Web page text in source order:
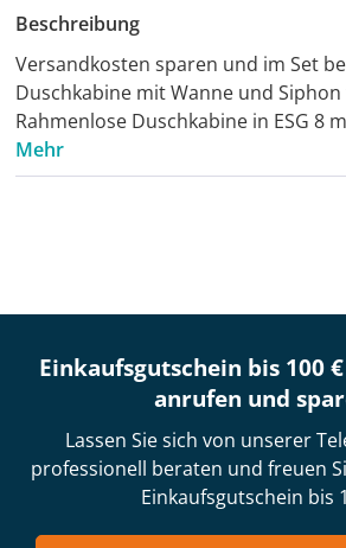
Beschreibung
Versandkosten sparen und im Set
Duschkabine mit Wanne und Siphon
Rahmenlose Duschkabine in ESG 8
Mehr
Einkaufsgutschein bis 100
anrufen und
Lassen Sie sich von unserer
professionell beraten und freuen
Einkaufsgutschein bis